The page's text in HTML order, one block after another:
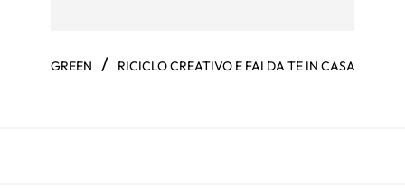
GREEN / RICICLO CREATIVO E FAI DA TE IN CASA